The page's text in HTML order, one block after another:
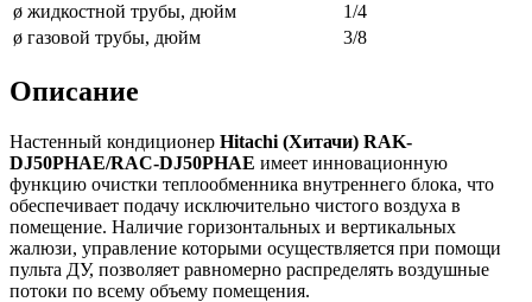
ø жидкостной трубы, дюйм
1/4
ø газовой трубы, дюйм
3/8
Описание
Настенный кондиционер Hitachi (Хитачи) RAK-
DJ50PHAE/RAC-DJ50PHAE имеет инновационную
функцию очистки теплообменника внутреннего блока, что
обеспечивает подачу исключительно чистого воздуха в
помещение. Наличие горизонтальных и вертикальных
жалюзи, управление которыми осуществляется при помощи
пульта ДУ, позволяет равномерно распределять воздушные
потоки по всему объему помещения.